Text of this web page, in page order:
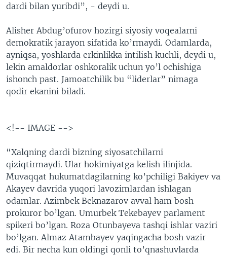
dardi bilan yuribdi”, - deydi u.
Alisher Abdug’ofurov hozirgi siyosiy voqealarni
demokratik jarayon sifatida ko’rmaydi. Odamlarda,
ayniqsa, yoshlarda erkinlikka intilish kuchli, deydi u,
lekin amaldorlar oshkoralik uchun yo’l ochishiga
ishonch past. Jamoatchilik bu “liderlar” nimaga
qodir ekanini biladi.
<!-- IMAGE -->
“Xalqning dardi bizning siyosatchilarni
qiziqtirmaydi. Ular hokimiyatga kelish ilinjida.
Muvaqqat hukumatdagilarning ko’pchiligi Bakiyev va
Akayev davrida yuqori lavozimlardan ishlagan
odamlar. Azimbek Beknazarov avval ham bosh
prokuror bo’lgan. Umurbek Tekebayev parlament
spikeri bo’lgan. Roza Otunbayeva tashqi ishlar vaziri
bo’lgan. Almaz Atambayev yaqingacha bosh vazir
edi. Bir necha kun oldingi qonli to’qnashuvlarda